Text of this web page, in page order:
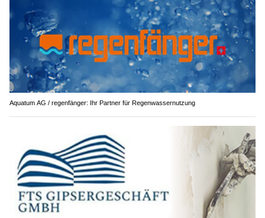
Aquatum AG / regenfänger: Ihr Partner für Regenwassernutzung